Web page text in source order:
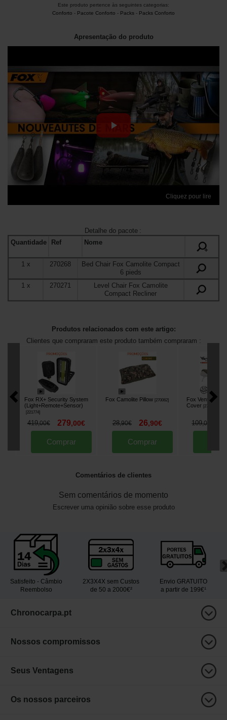
Este produto pertence às seguintes categorias:
Conforto - Pacote Conforto - Packs - Packs Conforto
Apresentação do produto
Cliquez pour lire
Detalhe do pacote:
Quantidade
Ref
Nome
+
1 x 270268
Bed Chair Fox Camolite Compact
6 pieds
1x 270271
Level Chair Fox Camolite
Compact Recliner
Produtos relacionados com este artigo:
Clientes que compraram este produto também compraram :
Fox RX+ Security System
(Light+Remote+Sensor)
[221774]
419,00€ 279,00€
Comprar
Fox Camolite Pillow [270062]
28,90€ 26,90€
Comprar
Fox Ventec
Cover [270060
109,00
Comentários de clientes
Sem comentários de momento
Escrever uma opinião sobre esse produto
Satisfeito - Câmbio
Reembolso
2X3X4X sem Custos
de 50 a 2000€²
Envio GRATUITO
a partir de 199€¹
Chronocarpa.pt
Nossos compromissos
Seus Ventagens
Os nossos parceiros